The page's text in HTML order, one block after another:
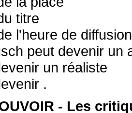
titre
l'heure de diffusion
peut devenir un
un réaliste
.
- Les